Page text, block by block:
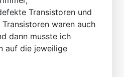
Transistoren und
waren auch
dann musste ich
auf die jeweilige